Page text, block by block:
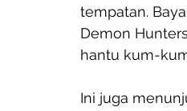
tempatan.
Demon
hantu kum-
Ini juga